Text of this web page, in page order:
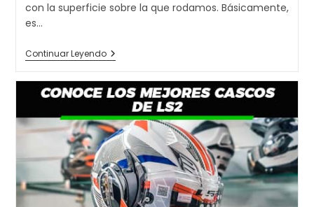
con la superficie sobre la que rodamos. Básicamente,
es…
Continuar LeyendoPresión
Y
De
Los
Neumáticos
De
Tu
Moto